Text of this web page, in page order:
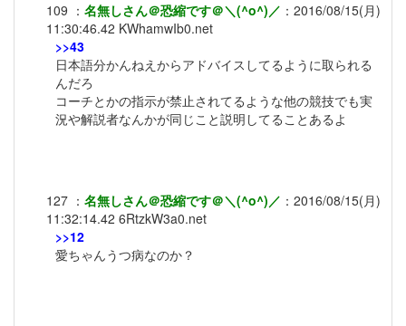
109 ： 名無しさん＠恐縮です＠＼(^o^)／ ： 2016/08/15(月)
11:30:46.42 KWhamwIb0.net
>>43
日本語分かんねえからアドバイスしてるように取られる
んだろ
コーチとかの指示が禁止されてるような他の競技でも実
況や解説者なんかが同じこと説明してることあるよ
127 ： 名無しさん＠恐縮です＠＼(^o^)／ ： 2016/08/15(月)
11:32:14.42 6RtzkW3a0.net
>>12
愛ちゃんうつ病なのか？